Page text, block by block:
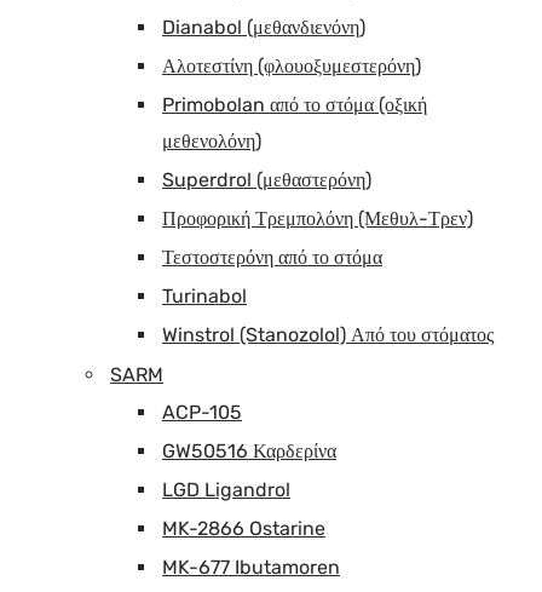
Dianabol (μεθανδιενόνη)
Αλοτεστίνη (φλουοξυμεστερόνη)
Primobolan από το στόμα (οξική
μεθενολόνη)
Superdrol (μεθαστερόνη)
Προφορική Τρεμπολόνη (Μεθυλ-Τρεν)
Τεστοστερόνη από το στόμα
Turinabol
Winstrol (Stanozolol) Από του στόματος
SARM
ACP-105
GW50516 Καρδερίνα
LGD Ligandrol
MK-2866 Ostarine
MK-677 Ibutamoren